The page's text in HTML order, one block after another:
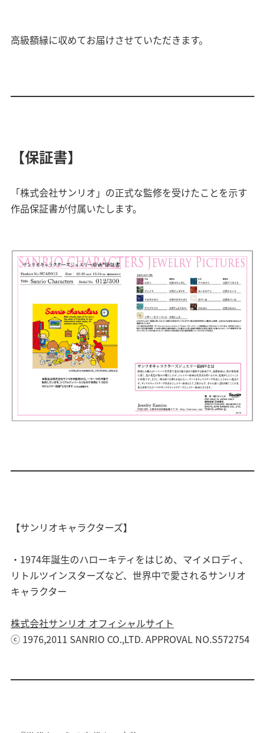
高級額縁に収めてお届けさせていただきます。
【保証書】
「株式会社サンリオ」の正式な監修を受けたことを示す
作品保証書が付属いたします。
【サンリオキャラクターズ】
・1974年誕生のハローキティをはじめ、マイメロディ、
リトルツインスターズなど、世界中で愛されるサンリオ
キャラクター
株式会社サンリオ オフィシャルサイト
ⓒ 1976,2011 SANRIO CO.,LTD. APPROVAL NO.S572754